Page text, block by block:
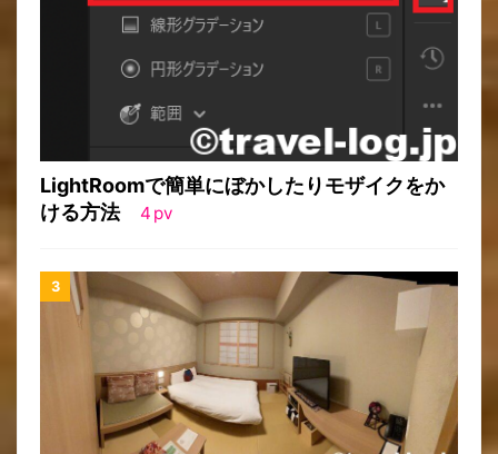
LightRoomで簡単にぼかしたりモザイクをか
ける方法
4 pv